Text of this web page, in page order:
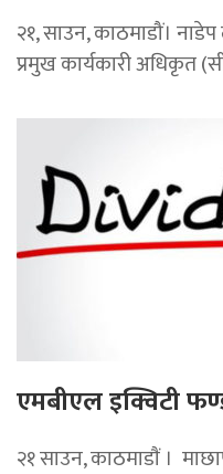
२१, साउन, काठमाडौं।
प्रमुख कार्यकारी अधिकृत
एमबीएल इक्विटी
२१ साउन, काठमाडाैं ।